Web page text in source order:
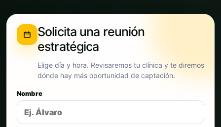
Solicita una reunión
estratégica
Elige día y hora. Revisaremos tu clínica y te diremos
dónde hay más oportunidad de captación.
Nombre